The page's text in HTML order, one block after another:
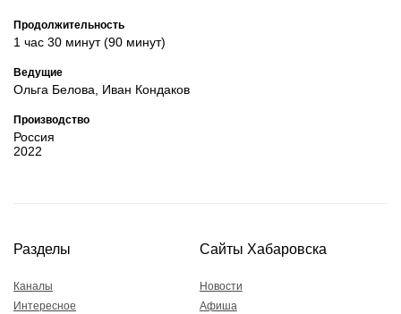
Продолжительность
1 час 30 минут (90 минут)
Ведущие
Ольга Белова, Иван Кондаков
Производство
Россия
2022
Разделы
Каналы
Интересное
Сайты Хабаровска
Новости
Афиша